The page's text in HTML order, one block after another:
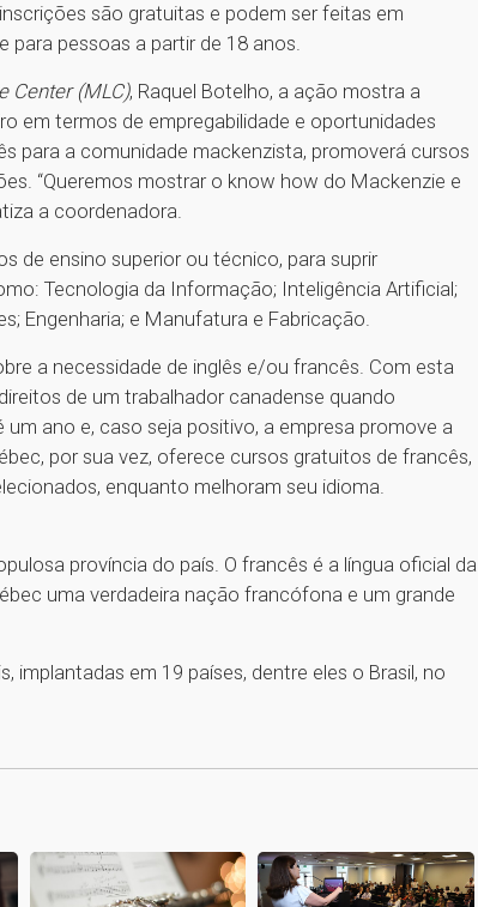
são gratuitas e podem ser feitas em
para pessoas a partir de 18 anos.
Center (MLC), Raquel Botelho, a ação mostra a
em termos de empregabilidade e oportunidades
para a comunidade mackenzista, promoverá cursos
“Queremos mostrar o know how do Mackenzie e
a coordenadora.
de ensino superior ou técnico, para suprir
Tecnologia da Informação; Inteligência Artificial;
Engenharia; e Manufatura e Fabricação.
a necessidade de inglês e/ou francês. Com esta
de um trabalhador canadense quando
ano e, caso seja positivo, a empresa promove a
por sua vez, oferece cursos gratuitos de francês,
enquanto melhoram seu idioma.
província do país. O francês é a língua oficial da
uma verdadeira nação francófona e um grande
em 19 países, dentre eles o Brasil, no